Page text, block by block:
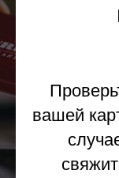
вашей